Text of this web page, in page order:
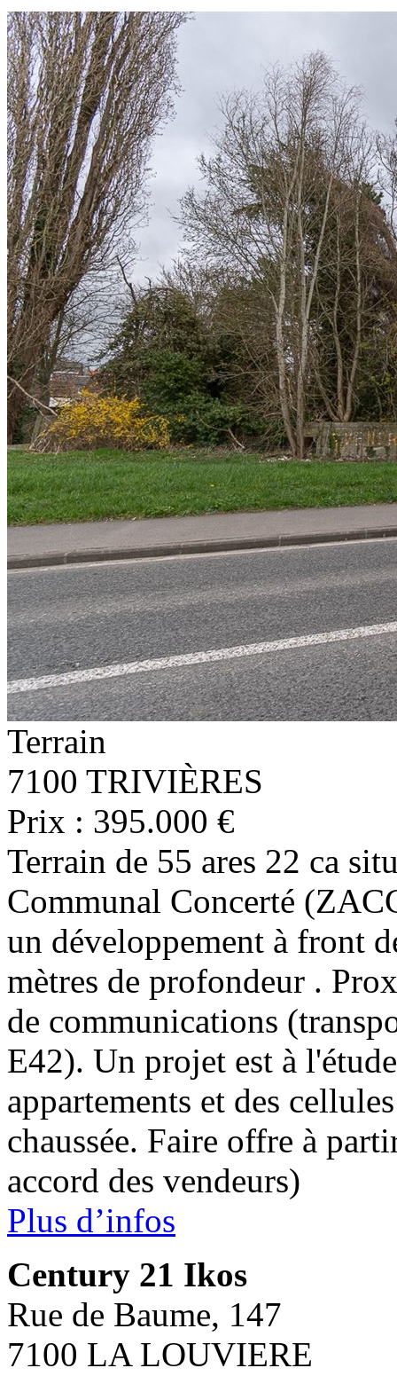
Terrain
7100 TRIVIÈRES
Prix : 395.000 €
Terrain de 55 ares 22 ca
Communal Concerté
un développement à front
mètres de profondeur .
de communications
E42). Un projet est à
appartements et des
chaussée. Faire offre à
accord des vendeurs)
Plus d’infos
Century 21 Ikos
Rue de Baume, 147
7100 LA LOUVIERE